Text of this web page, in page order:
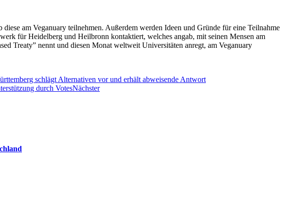
am Veganuary teilnehmen. Außerdem werden Ideen und Gründe für eine Teilnahme
für Heidelberg und Heilbronn kontaktiert, welches angab, mit seinen Mensen am
Treaty” nennt und diesen Monat weltweit Universitäten anregt, am Veganuary
schlägt Alternativen vor und erhält abweisende Antwort
durch VotesNächster